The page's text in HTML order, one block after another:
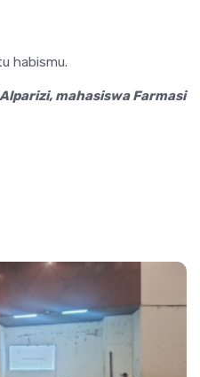
habismu.
mahasiswa Farmasi